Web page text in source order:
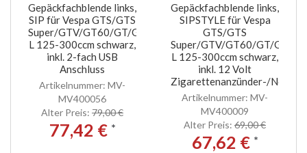
Gepäckfachblende links,
SIP für Vespa GTS/GTS
Super/GTV/GT60/GT/GT
L 125-300ccm schwarz,
inkl. 2-fach USB
Anschluss
Artikelnummer: MV-
MV400056
Alter Preis: 79,00 €
77,42 € *
Gepäckfachblende links,
SIPSTYLE für Vespa
GTS/GTS
Super/GTV/GT60/GT/GT
L 125-300ccm schwarz,
inkl. 12 Volt
Zigarettenanzünder-/
Artikelnummer: MV-
MV400009
Alter Preis: 69,00 €
67,62 € *